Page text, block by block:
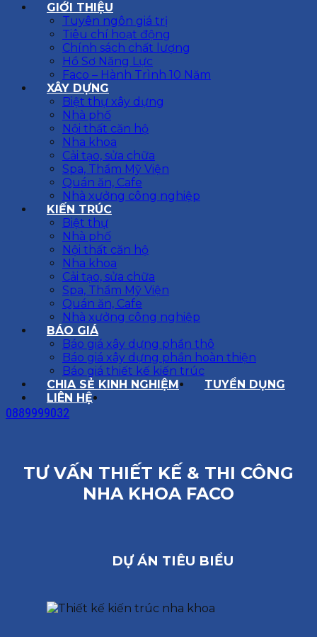
GIỚI THIỆU
Tuyên ngôn giá trị
Tiêu chí hoạt động
Chính sách chất lượng
Hồ Sơ Năng Lực
Faco – Hành Trình 10 Năm
XÂY DỰNG
Biệt thự xây dựng
Nhà phố
Nội thất căn hộ
Nha khoa
Cải tạo, sửa chữa
Spa, Thẩm Mỹ Viện
Quán ăn, Cafe
Nhà xưởng công nghiệp
KIẾN TRÚC
Biệt thự
Nhà phố
Nội thất căn hộ
Nha khoa
Cải tạo, sửa chữa
Spa, Thẩm Mỹ Viện
Quán ăn, Cafe
Nhà xưởng công nghiệp
BÁO GIÁ
Báo giá xây dựng phần thô
Báo giá xây dựng phần hoàn thiện
Báo giá thiết kế kiến trúc
CHIA SẺ KINH NGHIỆM
TUYỂN DỤNG
LIÊN HỆ
0889999032
TƯ VẤN THIẾT KẾ & THI CÔNG
NHA KHOA FACO
DỰ ÁN TIÊU BIỂU